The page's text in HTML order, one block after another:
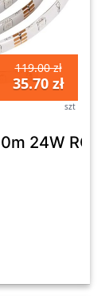
119.00 zł
35.70 zł
szt
24W RGB